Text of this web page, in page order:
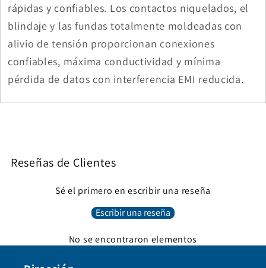
rápidas y confiables. Los contactos niquelados, el
blindaje y las fundas totalmente moldeadas con
alivio de tensión proporcionan conexiones
confiables, máxima conductividad y mínima
pérdida de datos con interferencia EMI reducida.
Reseñas de Clientes
Sé el primero en escribir una reseña
Escribir una reseña
No se encontraron elementos